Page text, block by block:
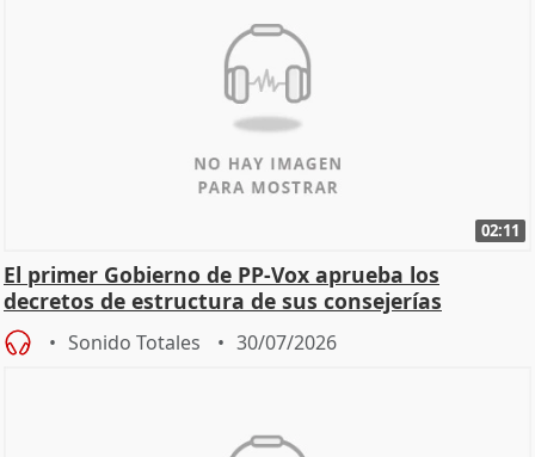
02:11
El primer Gobierno de PP-Vox aprueba los
decretos de estructura de sus consejerías
Sonido Totales 30/07/2026